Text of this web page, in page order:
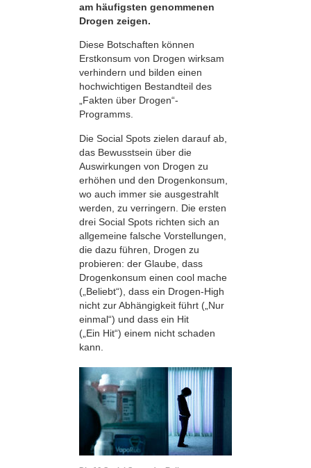
am häufigsten genommenen
Drogen zeigen.
Diese Botschaften können
Erstkonsum von Drogen wirksam
verhindern und bilden einen
hochwichtigen Bestandteil des
„Fakten über Drogen“-
Programms.
Die Social Spots zielen darauf ab,
das Bewusstsein über die
Auswirkungen von Drogen zu
erhöhen und den Drogenkonsum,
wo auch immer sie ausgestrahlt
werden, zu verringern. Die ersten
drei Social Spots richten sich an
allgemeine falsche Vorstellungen,
die dazu führen, Drogen zu
probieren: der Glaube, dass
Drogenkonsum einen cool mache
(„Beliebt“), dass ein Drogen-High
nicht zur Abhängigkeit führt („Nur
einmal“) und dass ein Hit
(„Ein Hit“) einem nicht schaden
kann.